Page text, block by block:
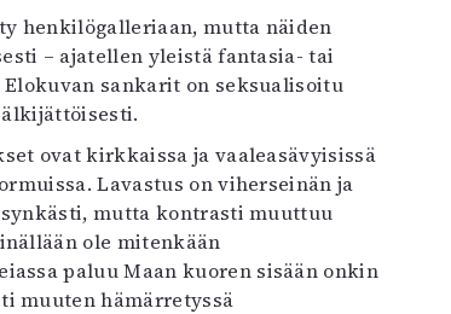
henkilögalleriaan, mutta näiden
– ajatellen yleistä fantasia- tai
sankarit on seksualisoitu
ovat kirkkaissa ja vaaleasävyisissä
Lavastus on viherseinän ja
mutta kontrasti muuttuu
ole mitenkään
paluu Maan kuoren sisään onkin
muuten hämärretyssä